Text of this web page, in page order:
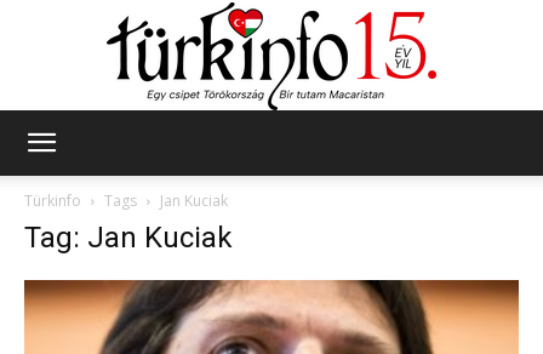
Türkinfo
Tags Jan Kuciak
Tag: Jan Kuciak